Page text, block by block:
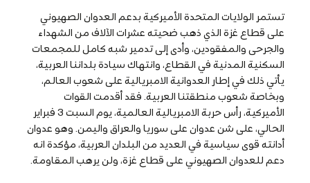
تستمر الولايات المتحدة الأميركية بدعم العدوان الصهيوني
على قطاع غزة الذي ذهب ضحيته عشرات الآلاف من الشهداء
والجرحى والمفقودين، وأدى إلى تدمير شبه كامل للمجمعات
السكنية المدنية في القطاع، وانتهاك سيادة بلداننا العربية،
يأتي ذلك في إطار العدوانية الامبريالية على شعوب العالم،
وبخاصة شعوب منطقتنا العربية. فقد أقدمت القوات
الأميركية، رأس حربة الامبريالية العالمية، يوم السبت 3 فبراير
الحالي، على شن عدوان على سوريا والعراق واليمن. وهو عدوان
أدانته قوى سياسية في العديد من البلدان العربية، مؤكدة انه
دعم للعدوان الصهيوني على قطاع غزة، ولن يرهب المقاومة.